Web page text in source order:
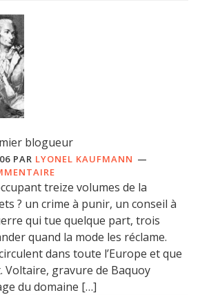
blogueur
PAR LYONEL KAUFMANN
treize volumes de la
? un crime à punir, un conseil à
qui tue quelque part, trois
quand la mode les réclame.
dans toute l’Europe et que
Voltaire, gravure de Baquoy
du domaine […]